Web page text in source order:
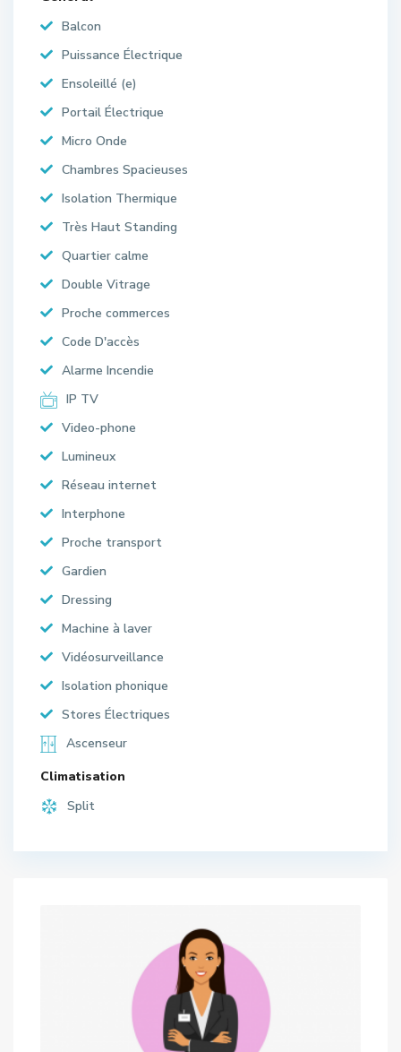
Balcon
Puissance Électrique
Ensoleillé (e)
Portail Électrique
Micro Onde
Chambres Spacieuses
Isolation Thermique
Très Haut Standing
Quartier calme
Double Vitrage
Proche commerces
Code D'accès
Alarme Incendie
IP TV
Video-phone
Lumineux
Réseau internet
Interphone
Proche transport
Gardien
Dressing
Machine à laver
Vidéosurveillance
Isolation phonique
Stores Électriques
Ascenseur
Climatisation
Split